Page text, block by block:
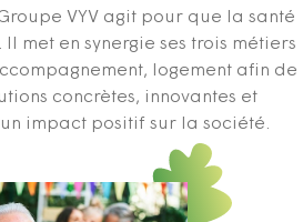
VYV agit pour que la santé
met en synergie ses trois métiers
logement afin de
concrètes, innovantes et
impact positif sur la société.